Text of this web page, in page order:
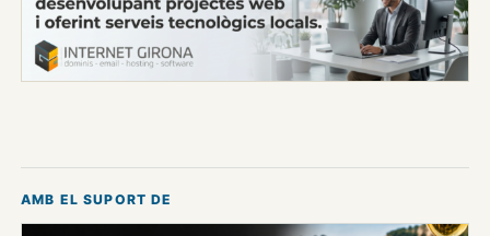
AMB EL SUPORT DE